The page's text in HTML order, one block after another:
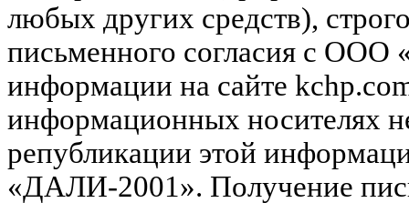
любых других средств),
письменного согласия с
информации на сайте
информационных носителях
републикации этой
«ДАЛИ-2001». Получение